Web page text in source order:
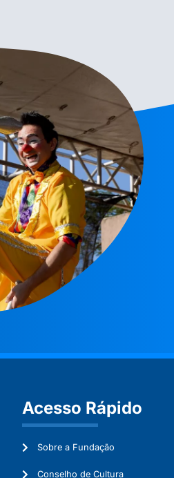
Acesso Rápido
Sobre a Fundação
Conselho de Cultura